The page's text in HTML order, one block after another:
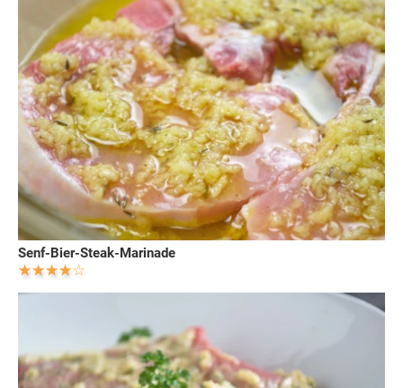
Senf-Bier-Steak-Marinade